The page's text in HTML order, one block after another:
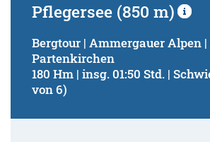
Pflegersee (850 m)
Bergtour | Ammergauer Alpen
Partenkirchen
180 Hm | insg. 01:50 Std. |
von 6)